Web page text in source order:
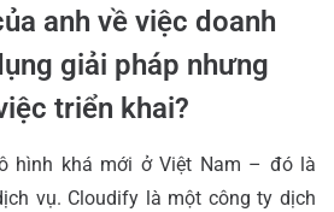
anh về việc doanh
giải pháp nhưng
triển khai?
hình khá mới ở Việt Nam – đó là
vụ. Cloudify là một công ty dịch